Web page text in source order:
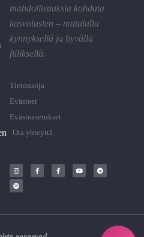
mahdollisuuksia kohdata
kasvotusten – matalalla
kynnyksellä ja hyvällä
fiiliksellä.
Tietosuoja
Evästeet
Evästeasetukset
Ota yhteyttä